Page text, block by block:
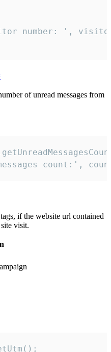
number: ',
of unread messages from
count:',
if the website url contained
visit.